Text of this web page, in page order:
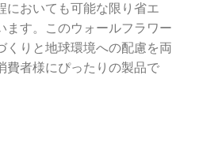
においても可能な限り省エ
ます。このウォールフラワー
くりと地球環境への配慮を両
費者様にぴったりの製品で